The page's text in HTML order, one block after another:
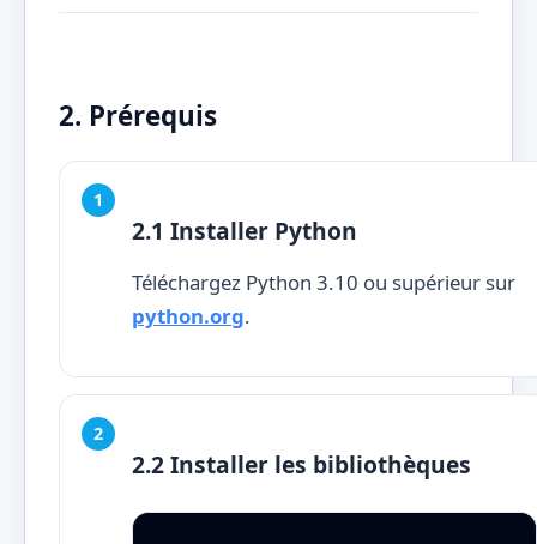
2. Prérequis
2.1 Installer Python
Téléchargez Python 3.10 ou supérieur sur
python.org.
2.2 Installer les bibliothèques